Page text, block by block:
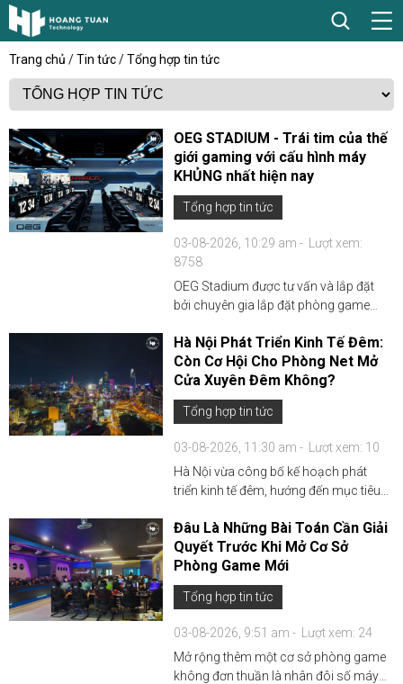
Trang chủ /Tin tức/Tổng hợp tin tức
OEG STADIUM - Trái tim của thế
giới gaming với cấu hình máy
KHỦNG nhất hiện nay
Tổng hợp tin tức
03-08-2026, 10:29 am -
Lượt xem:
8758
OEG Stadium được tư vấn và lắp đặt
bởi chuyên gia lắp đặt phòng game
Cybergame. Stadium đang sở hữu
những cấu hình chơi game mạnh nhất
hiện nay và đặt chuẩn quốc tế xứng t...
Hà Nội Phát Triển Kinh Tế Đêm:
Còn Cơ Hội Cho Phòng Net Mở
Cửa Xuyên Đêm Không?
Tổng hợp tin tức
03-08-2026, 11:30 am -
Lượt xem: 10
Hà Nội vừa công bố kế hoạch phát
triển kinh tế đêm, hướng đến mục tiêu
2030, trong đó trò chơi điện tử được
nhắc tên như một trong những loại
hình có thể xem xét hoạt đ...
Đâu Là Những Bài Toán Cần Giải
Quyết Trước Khi Mở Cơ Sở
Phòng Game Mới
Tổng hợp tin tức
03-08-2026, 9:51 am -
Lượt xem: 24
Mở rộng thêm một cơ sở phòng game
không đơn thuần là nhân đôi số máy